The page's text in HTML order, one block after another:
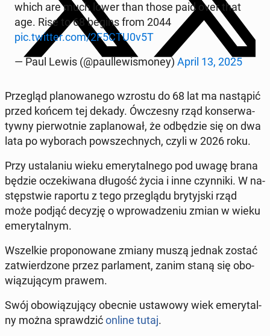
which are much lower than those paid over that
age. Rise to 68 begins from 2044
pic.twitter.com/2F5CTU0v5T
— Paul Lewis (@paul­le­wi­smo­ney) April 13, 2025
Prze­gląd pla­no­wa­ne­go wzrostu do 68 lat ma na­stą­pić
przed końcem tej dekady. Ów­cze­sny rząd kon­ser­wa­
tyw­ny pier­wot­nie za­pla­no­wał, że od­bę­dzie się on dwa
lata po wy­bo­rach po­wszech­nych, czyli w 2026 roku.
Przy usta­la­niu wieku eme­ry­tal­ne­go pod uwagę brana
będzie ocze­ki­wa­na długość życia i inne czyn­ni­ki. W na­
stęp­stwie raportu z tego prze­glą­du bry­tyj­ski rząd
może podjąć decyzję o wpro­wa­dze­niu zmian w wieku
eme­ry­tal­nym.
Wszel­kie pro­po­no­wa­ne zmiany muszą jednak zostać
za­twier­dzo­ne przez par­la­ment, zanim staną się obo­
wią­zu­ją­cym prawem.
Swój obo­wią­zu­ją­cy obecnie usta­wo­wy wiek eme­ry­tal­
ny można spraw­dzićonline tutaj.